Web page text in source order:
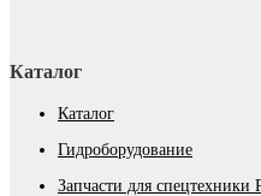
Каталог
Каталог
Гидроборудование
Запчасти для